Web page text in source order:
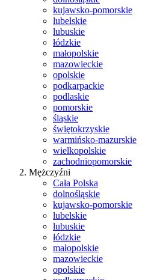
kujawsko-pomorskie
lubelskie
lubuskie
łódzkie
małopolskie
mazowieckie
opolskie
podkarpackie
podlaskie
pomorskie
śląskie
świętokrzyskie
warmińsko-mazurskie
wielkopolskie
zachodniopomorskie
Mężczyźni
Cała Polska
dolnośląskie
kujawsko-pomorskie
lubelskie
lubuskie
łódzkie
małopolskie
mazowieckie
opolskie